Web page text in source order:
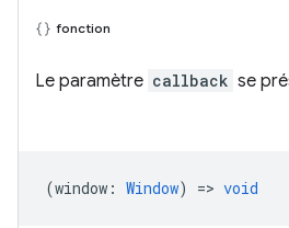
fonction
Le paramètre callback se
(window : Window) => void